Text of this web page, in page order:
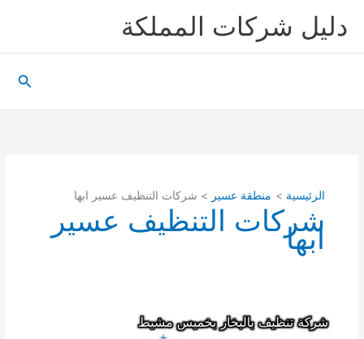
دليل شركات المملكة
الرئيسية منطقة عسير شركات التنظيف عسير ابها
شركات التنظيف عسير
ابها